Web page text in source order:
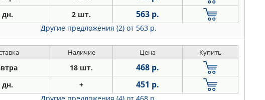
дн. 2 шт. 563 р.
Другие предложения (2) от 563 р.
Наличие Цена Купить
18 шт. 468 р.
дн. + 451 р.